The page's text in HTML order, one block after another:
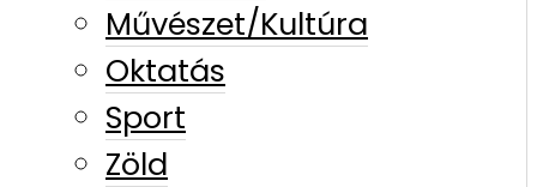
Művészet/Kultúra
Oktatás
Sport
Zöld